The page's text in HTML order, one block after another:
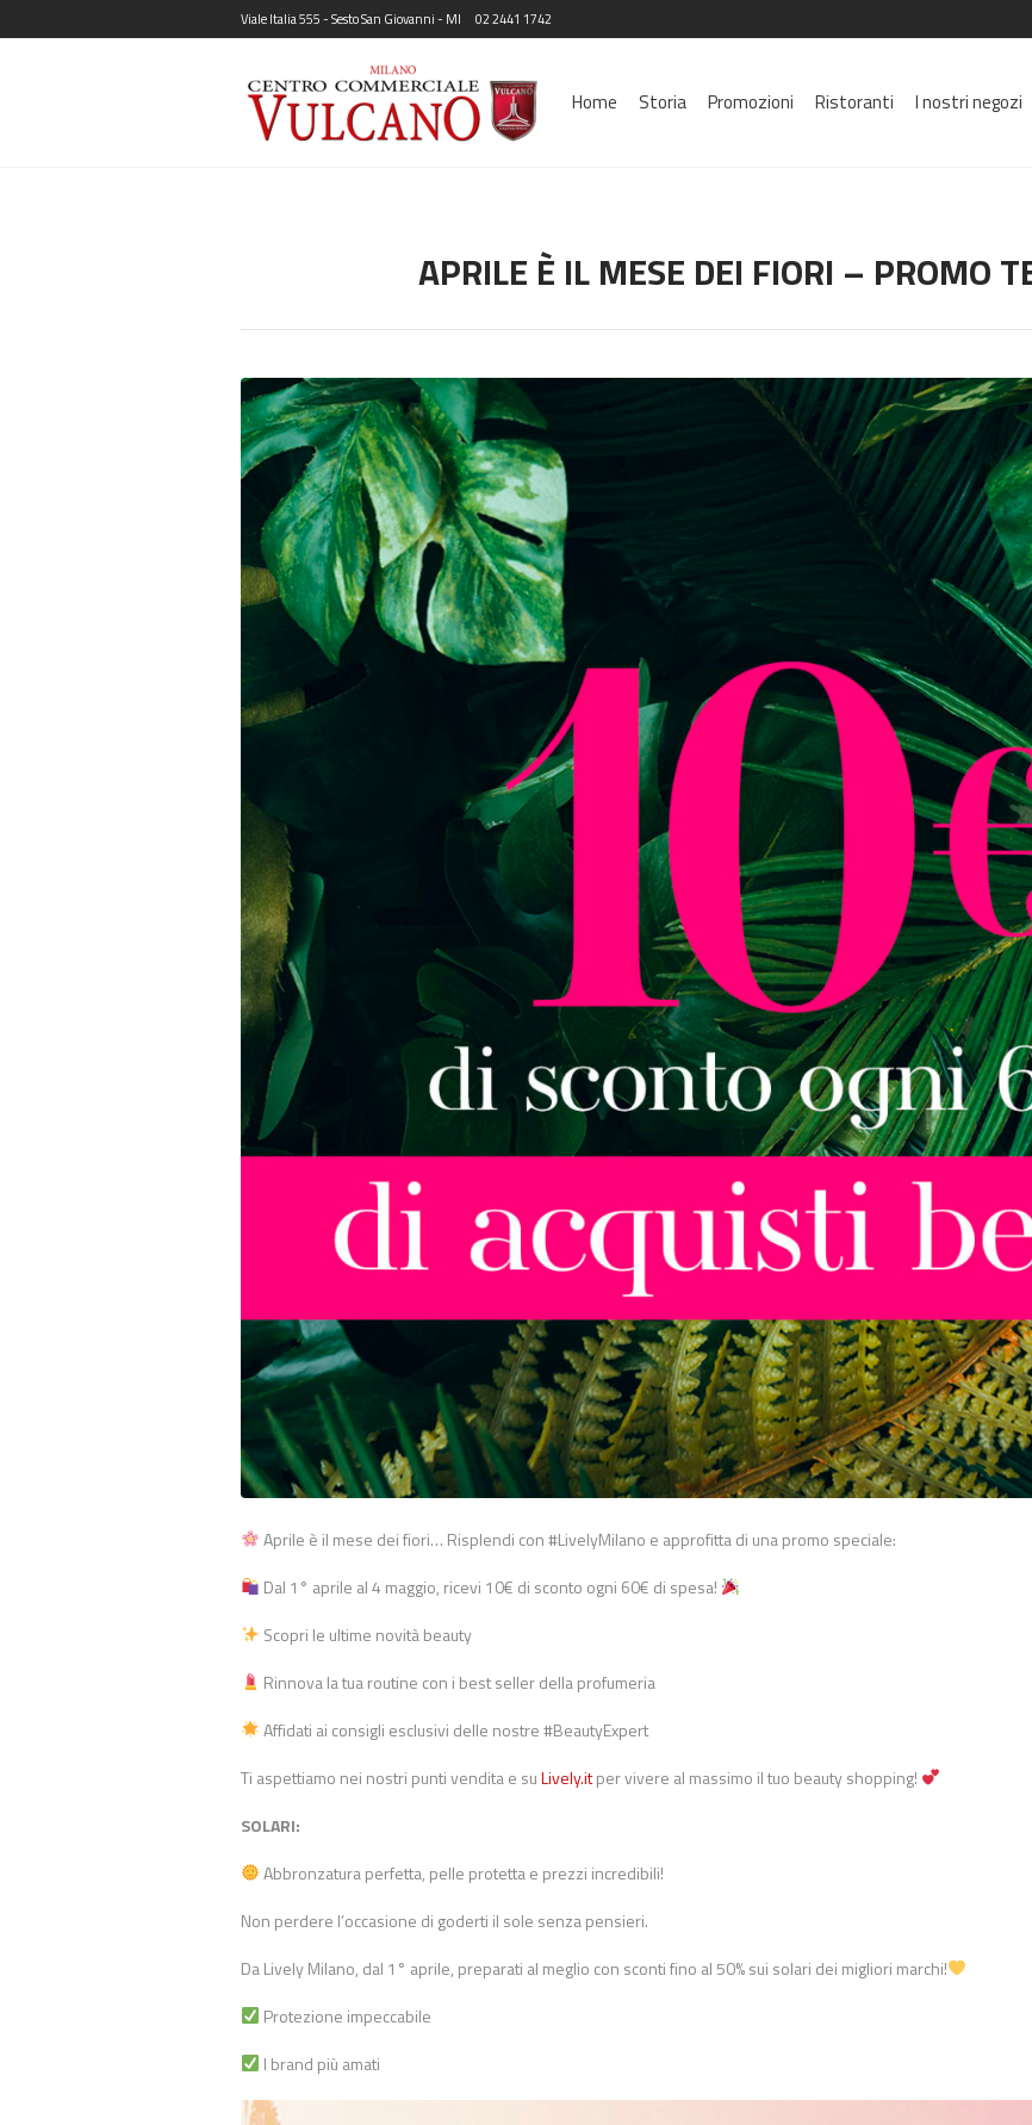
Viale Italia 555 - Sesto San Giovanni - MI 02 2441 1742
Home Storia Promozioni Ristoranti I nostri negozi
APRILE È IL MESE DEI FIORI – PROMO
Aprile è il mese dei fiori… Risplendi con #LivelyMilano e approfitta di una promo speciale:
Dal 1° aprile al 4 maggio, ricevi 10€ di sconto ogni 60€ di spesa!
Scopri le ultime novità beauty
Rinnova la tua routine con i best seller della profumeria
Affidati ai consigli esclusivi delle nostre #BeautyExpert
Ti aspettiamo nei nostri punti vendita e suLively.itper vivere al massimo il tuo beauty shopping!
SOLARI:
Abbronzatura perfetta, pelle protetta e prezzi incredibili!
Non perdere l’occasione di goderti il sole senza pensieri.
Da Lively Milano, dal 1° aprile, preparati al meglio con sconti fino al 50% sui solari dei migliori marchi!
Protezione impeccabile
I brand più amati